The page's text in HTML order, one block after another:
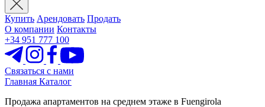
Купить Арендовать Продать
О компании Контакты
+34 951 777 100
Связаться с нами
Главная Каталог
Продажа апартаментов на среднем этаже в Fuengirola